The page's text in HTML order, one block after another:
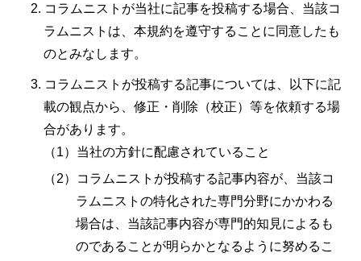
コラムニストが当社に記事を投稿する場合、当該コ
ラムニストは、本規約を遵守することに同意したも
のとみなします。
コラムニストが投稿する記事については、以下に記
載の観点から、修正・削除（校正）等を依頼する場
合があります。
当社の方針に配慮されていること
コラムニストが投稿する記事内容が、当該コ
ラムニストの特化された専門分野にかかわる
場合は、当該記事内容が専門的知見によるも
のであることが明らかとなるように努めるこ